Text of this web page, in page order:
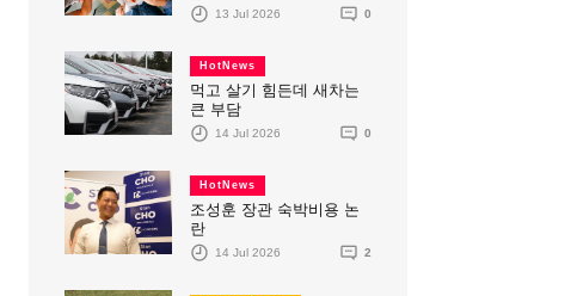
13 Jul 2026 0
HotNews
먹고 살기 힘든데 새차는
큰 부담
14 Jul 2026 0
HotNews
조성훈 장관 숙박비용 논
란
14 Jul 2026 2